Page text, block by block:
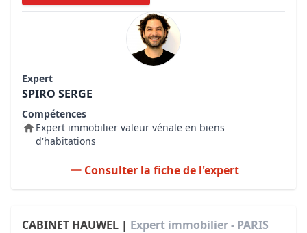
Expert
SPIRO SERGE
Compétences
Expert immobilier valeur vénale en biens
d'habitations
Consulter la fiche de l'expert
CABINET HAUWEL | Expert immobilier - PARIS